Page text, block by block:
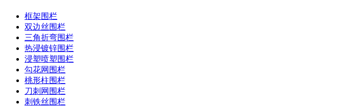
框架围栏
双边丝围栏
三角折弯围栏
热浸镀锌围栏
浸塑喷塑围栏
勾花网围栏
桃形柱围栏
刀刺网围栏
刺铁丝围栏